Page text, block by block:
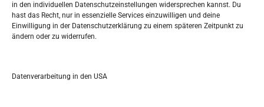
in den individuellen Datenschutzeinstellungen widersprechen kannst. Du
hast das Recht, nur in essenzielle Services einzuwilligen und deine
Einwilligung in der Datenschutzerklärung zu einem späteren Zeitpunkt zu
ändern oder zu widerrufen.
Datenverarbeitung in den USA
S
e
a
h